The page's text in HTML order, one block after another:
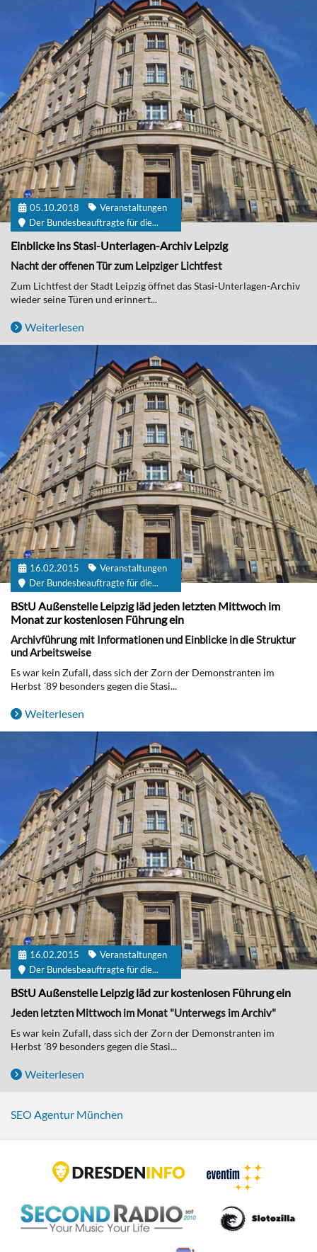
05.10.2018
Veranstaltungen
Der Bundesbeauftragte für die...
Einblicke ins Stasi-Unterlagen-Archiv Leipzig
Nacht der offenen Tür zum Leipziger Lichtfest
Zum Lichtfest der Stadt Leipzig öffnet das Stasi-Unterlagen-Archiv
wieder seine Türen und erinnert...
Weiterlesen
16.02.2015
Veranstaltungen
Der Bundesbeauftragte für die...
BStU Außenstelle Leipzig läd jeden letzten Mittwoch im
Monat zur kostenlosen Führung ein
Archivführung mit Informationen und Einblicke in die Struktur
und Arbeitsweise
Es war kein Zufall, dass sich der Zorn der Demonstranten im
Herbst ´89 besonders gegen die Stasi...
Weiterlesen
16.02.2015
Veranstaltungen
Der Bundesbeauftragte für die...
BStU Außenstelle Leipzig läd zur kostenlosen Führung ein
Jeden letzten Mittwoch im Monat "Unterwegs im Archiv"
Es war kein Zufall, dass sich der Zorn der Demonstranten im
Herbst ´89 besonders gegen die Stasi...
Weiterlesen
SEO Agentur München